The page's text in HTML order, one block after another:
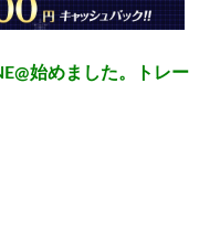
始めました。トレー